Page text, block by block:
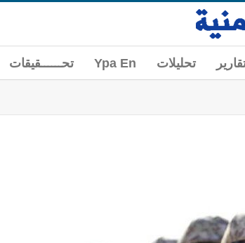
تحليلات Ypa En تحــــــقيقات